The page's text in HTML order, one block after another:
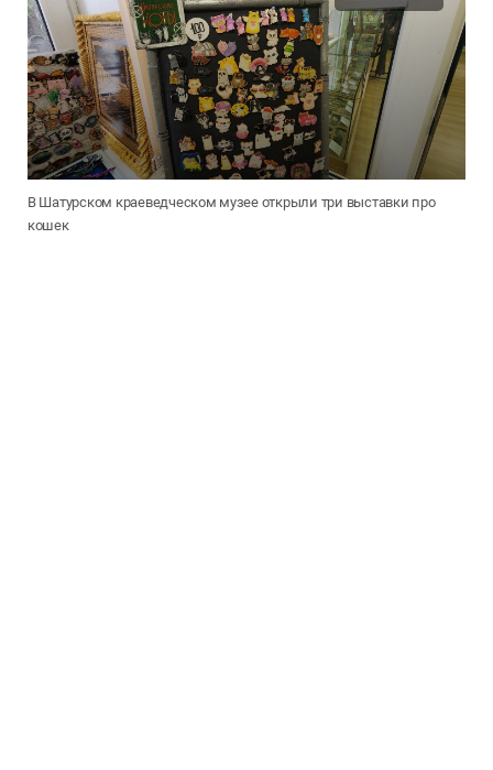
В Шатурском краеведческом музее открыли три выставки про
кошек